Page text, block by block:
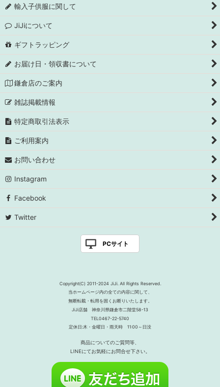
輸入子供服に関して
JiJiについて
ギフトラッピング
お届け日・領収書について
鎌倉店のご案内
雑誌掲載情報
特定商取引法表示
ご利用案内
お問い合わせ
Instagram
Facebook
Twitter
PCサイト
Copyright(C) 2011-2024 JiJi. All Rights Reserved.
当ホームページ内の全ての内容に関して、
無断転載・転用を固くお断りいたします。
JiJi店舗 神奈川県鎌倉市二階堂58-13
TEL0467-22-5740
定休日:木・金曜日・雨天時 11:00～日没
商品についてのご質問等、
LINEにてお気軽にお問合せ下さい。